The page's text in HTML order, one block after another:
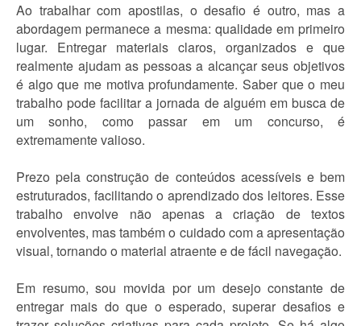
Ao trabalhar com apostilas, o desafio é outro, mas a
abordagem permanece a mesma: qualidade em primeiro
lugar. Entregar materiais claros, organizados e que
realmente ajudam as pessoas a alcançar seus objetivos
é algo que me motiva profundamente. Saber que o meu
trabalho pode facilitar a jornada de alguém em busca de
um sonho, como passar em um concurso, é
extremamente valioso.
Prezo pela construção de conteúdos acessíveis e bem
estruturados, facilitando o aprendizado dos leitores. Esse
trabalho envolve não apenas a criação de textos
envolventes, mas também o cuidado com a apresentação
visual, tornando o material atraente e de fácil navegação.
Em resumo, sou movida por um desejo constante de
entregar mais do que o esperado, superar desafios e